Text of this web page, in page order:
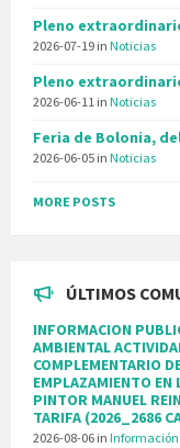
Pleno
2026-07-19 in Noticias
Pleno
2026-06-11 in Noticias
Feria de Bolonia,
2026-06-05 in Noticias
MORE POSTS
ÚLTIMOS
INFORMACION
AMBIENTAL
COMPLEMENTARIO
EMPLAZAMIENTO EN
PINTOR MANUEL
TARIFA (2026_2686
2026-08-06 in